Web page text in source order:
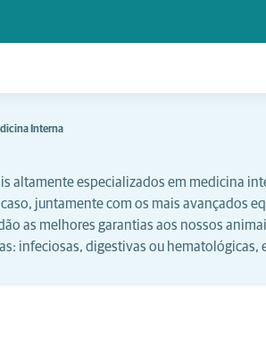
Interna
altamente especializados em medicina
juntamente com os mais avançados
as melhores garantias aos nossos
infeciosas, digestivas ou hematológicas,